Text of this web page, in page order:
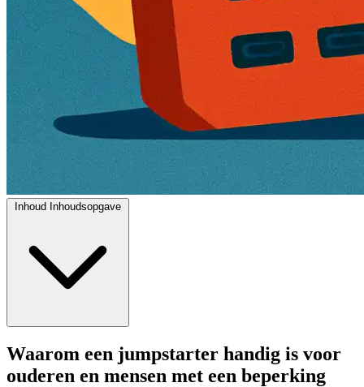
Inhoud Inhoudsopgave
Waarom een jumpstarter handig is voor
ouderen en mensen met een beperking